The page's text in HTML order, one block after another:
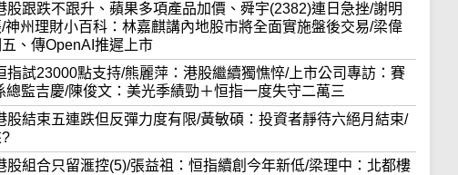
股跟跌不跟升、蘋果多項產品加價、舜宇(2382)連日急挫/謝明
州理財小百科：林嘉麒講內地股市將全面實施盤後交易/梁偉
、傳OpenAI推遲上市
指試23000點支持/熊麗萍：港股繼續獨憔悴/上市公司專訪：賽
總監吉慶/陳俊文：美光季績勁＋恒指一度失守二萬三
股結束五連跌但反彈力度有限/黃敏碩：投資者靜待六絕月結束/
股組合只留滙控(5)/張益祖：恒指續創今年新低/梁理中：北都樓